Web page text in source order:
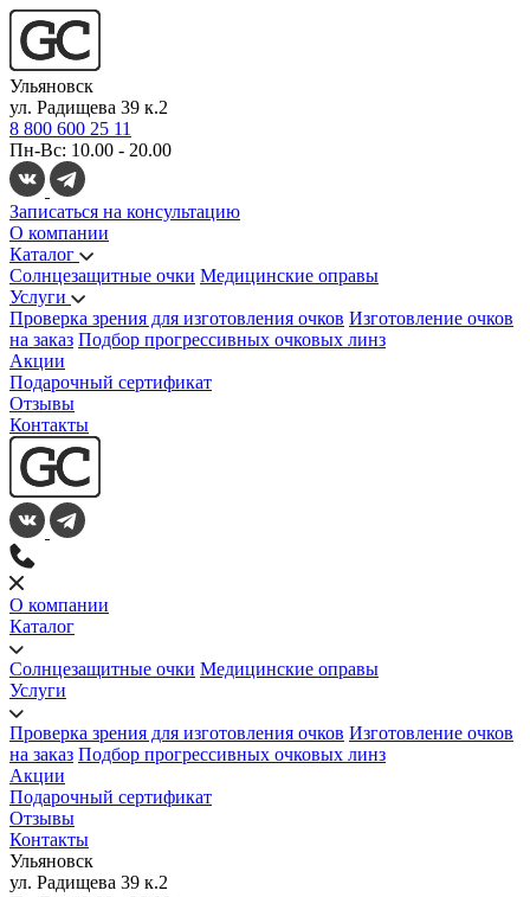
Ульяновск
ул. Радищева 39 к.2
8 800 600 25 11
Пн-Вс: 10.00 - 20.00
Записаться на консультацию
О компании
Каталог
Солнцезащитные очки Медицинские оправы
Услуги
Проверка зрения для изготовления очков Изготовление очков
на заказ Подбор прогрессивных очковых линз
Акции
Подарочный сертификат
Отзывы
Контакты
О компании
Каталог
Солнцезащитные очки Медицинские оправы
Услуги
Проверка зрения для изготовления очков Изготовление очков
на заказ Подбор прогрессивных очковых линз
Акции
Подарочный сертификат
Отзывы
Контакты
Ульяновск
ул. Радищева 39 к.2